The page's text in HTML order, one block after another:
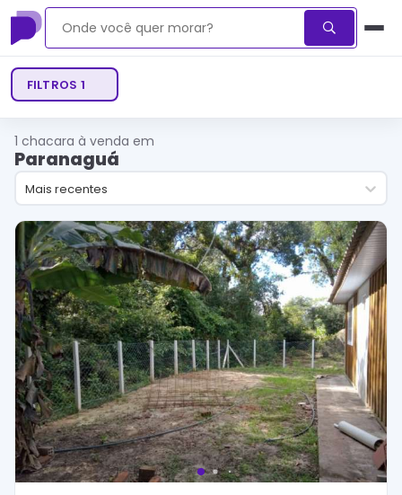
FILTROS 1
1 chacara à venda em
Paranaguá
Mais recentes